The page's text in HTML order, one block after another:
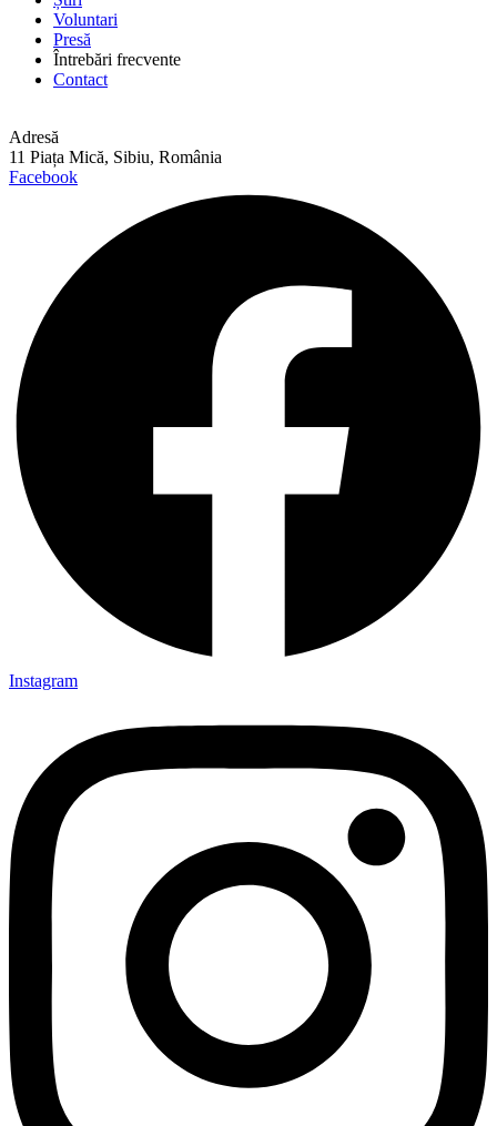
Voluntari
Presă
Întrebări frecvente
Contact
Adresă
11 Piața Mică, Sibiu, România
Facebook
Instagram